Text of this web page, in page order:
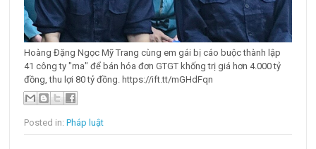
Hoàng Đặng Ngọc Mỹ Trang cùng em gái bị cáo buộc thành lập
41 công ty "ma" để bán hóa đơn GTGT khống trị giá hơn 4.000 tỷ
đồng, thu lợi 80 tỷ đồng. https://ift.tt/mGHdFqn
Posted in:Pháp luật